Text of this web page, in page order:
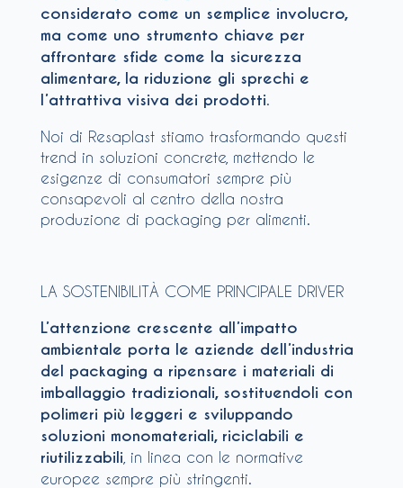
considerato come un semplice involucro,
ma come uno strumento chiave per
affrontare sfide come la sicurezza
alimentare, la riduzione gli sprechi e
l’attrattiva visiva dei prodotti
Noi di Resaplast stiamo trasformando questi
trend in soluzioni concrete, mettendo le
esigenze di consumatori sempre più
consapevoli al centro della nostra
produzione di packaging per alimenti.
LA SOSTENIBILITÀ COME PRINCIPALE DRIVER
L’attenzione crescente all’impatto
ambientale porta le aziende dell’industria
del packaging a ripensare i materiali di
imballaggio tradizionali, sostituendoli con
polimeri più leggeri e sviluppando
soluzioni monomateriali, riciclabili e
riutilizzabili , in linea con le normative
europee sempre più stringenti.